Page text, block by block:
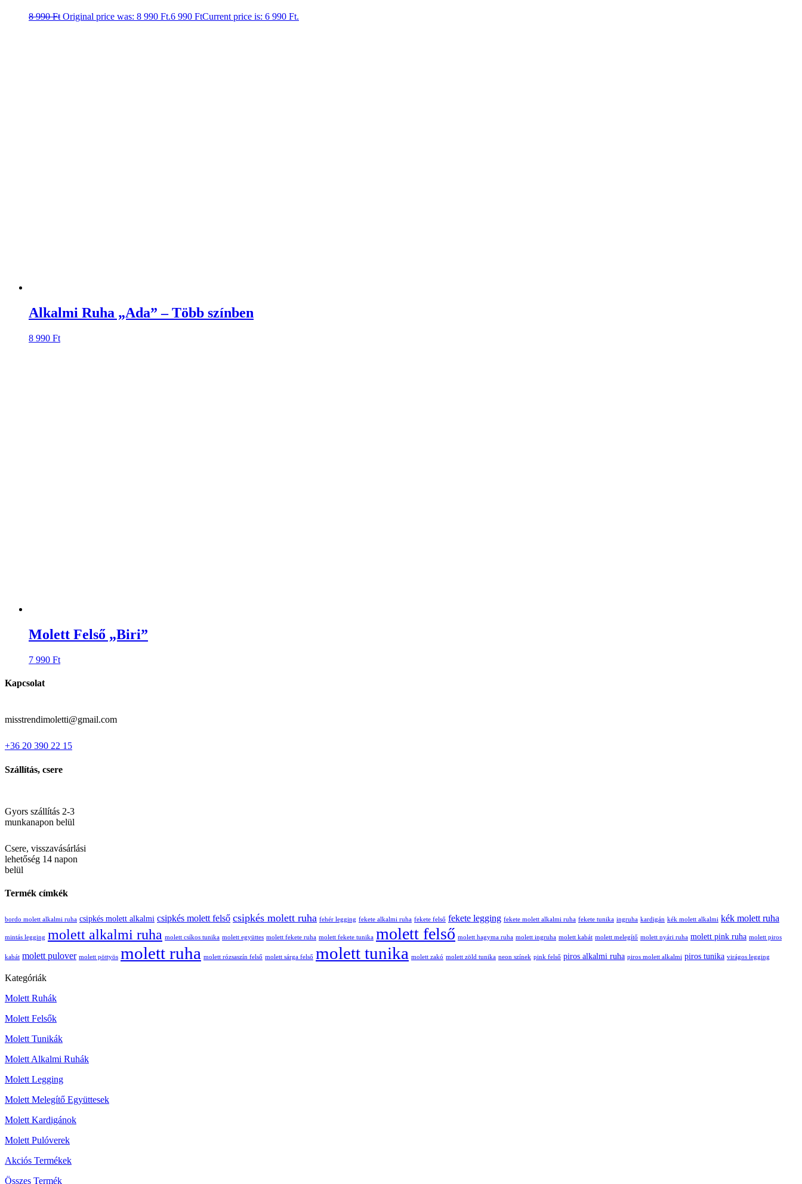
8 990Ft Original price was: 8 990 Ft.6 990 FtCurrent price is: 6 990 Ft.
Alkalmi Ruha „Ada” – Több színben
8 990 Ft
Molett Felső „Biri”
7 990 Ft
Kapcsolat
misstrendimoletti@gmail.com
+36 20 390 22 15
Szállítás, csere
Gyors szállítás 2-3
munkanapon belül
Csere, visszavásárlási
lehetőség 14 napon
belül
Termék címkék
bordo molett alkalmi ruha csipkés molett alkalmi csipkés molett felső csipkés molett ruha fehér legging fekete alkalmi ruha fekete felső fekete legging fekete molett alkalmi ruha fekete tunika ingruha kardigán kék molett alkalmi kék molett ruha
mintás legging molett alkalmi ruha molett csíkos tunika molett együttes molett fekete ruha molett fekete tunika molett felső molett hagyma ruha molett ingruha molett kabát molett melegítő molett nyári ruha molett pink ruha molett piros
kabát molett pulover molett pöttyös molett ruha molett rózsaszín felső molett sárga felső molett tunika molett zakó molett zöld tunika neon színek pink felső piros alkalmi ruha piros molett alkalmi piros tunika virágos legging
Kategóriák
Molett Ruhák
Molett Felsők
Molett Tunikák
Molett Alkalmi Ruhák
Molett Legging
Molett Melegítő Együttesek
Molett Kardigánok
Molett Pulóverek
Akciós Termékek
Összes Termék